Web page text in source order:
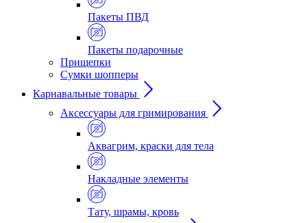
Пакеты ПВД
Пакеты подарочные
Прищепки
Сумки шопперы
Карнавальные товары
Аксессуары для гримирования
Аквагрим, краски для тела
Накладные элементы
Тату, шрамы, кровь